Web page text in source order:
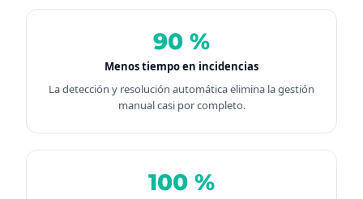
90 %
Menos tiempo en incidencias
La detección y resolución automática elimina la gestión
manual casi por completo.
100 %